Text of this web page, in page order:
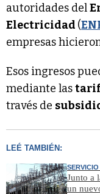
autoridades del
Electricidad (
empresas
Esos ingresos
mediante las
través de
LEÉ TAMBIÉN:
Junto a
un